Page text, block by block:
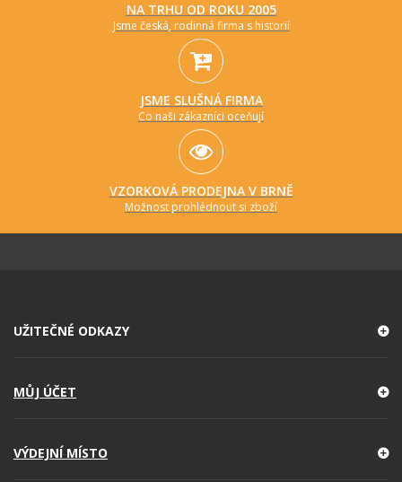
NA TRHU OD ROKU 2005
Jsme česká, rodinná firma s historií
JSME SLUŠNÁ FIRMA
Co naši zákazníci oceňují
VZORKOVÁ PRODEJNA V BRNĚ
Možnost prohlédnout si zboží
UŽITEČNÉ ODKAZY
MŮJ ÚČET
VÝDEJNÍ MÍSTO